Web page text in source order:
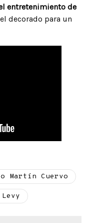
entretenimiento de
decorado para un
Martín Cuervo